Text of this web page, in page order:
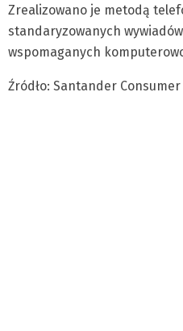
Zrealizowano je metodą
standaryzowanych
wspomaganych
Źródło: Santander